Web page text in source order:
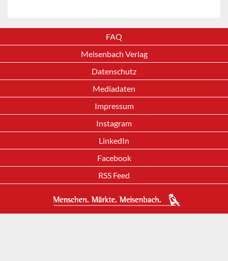
FAQ
Meisenbach Verlag
Datenschutz
Mediadaten
Impressum
Instagram
LinkedIn
Facebook
RSS Feed